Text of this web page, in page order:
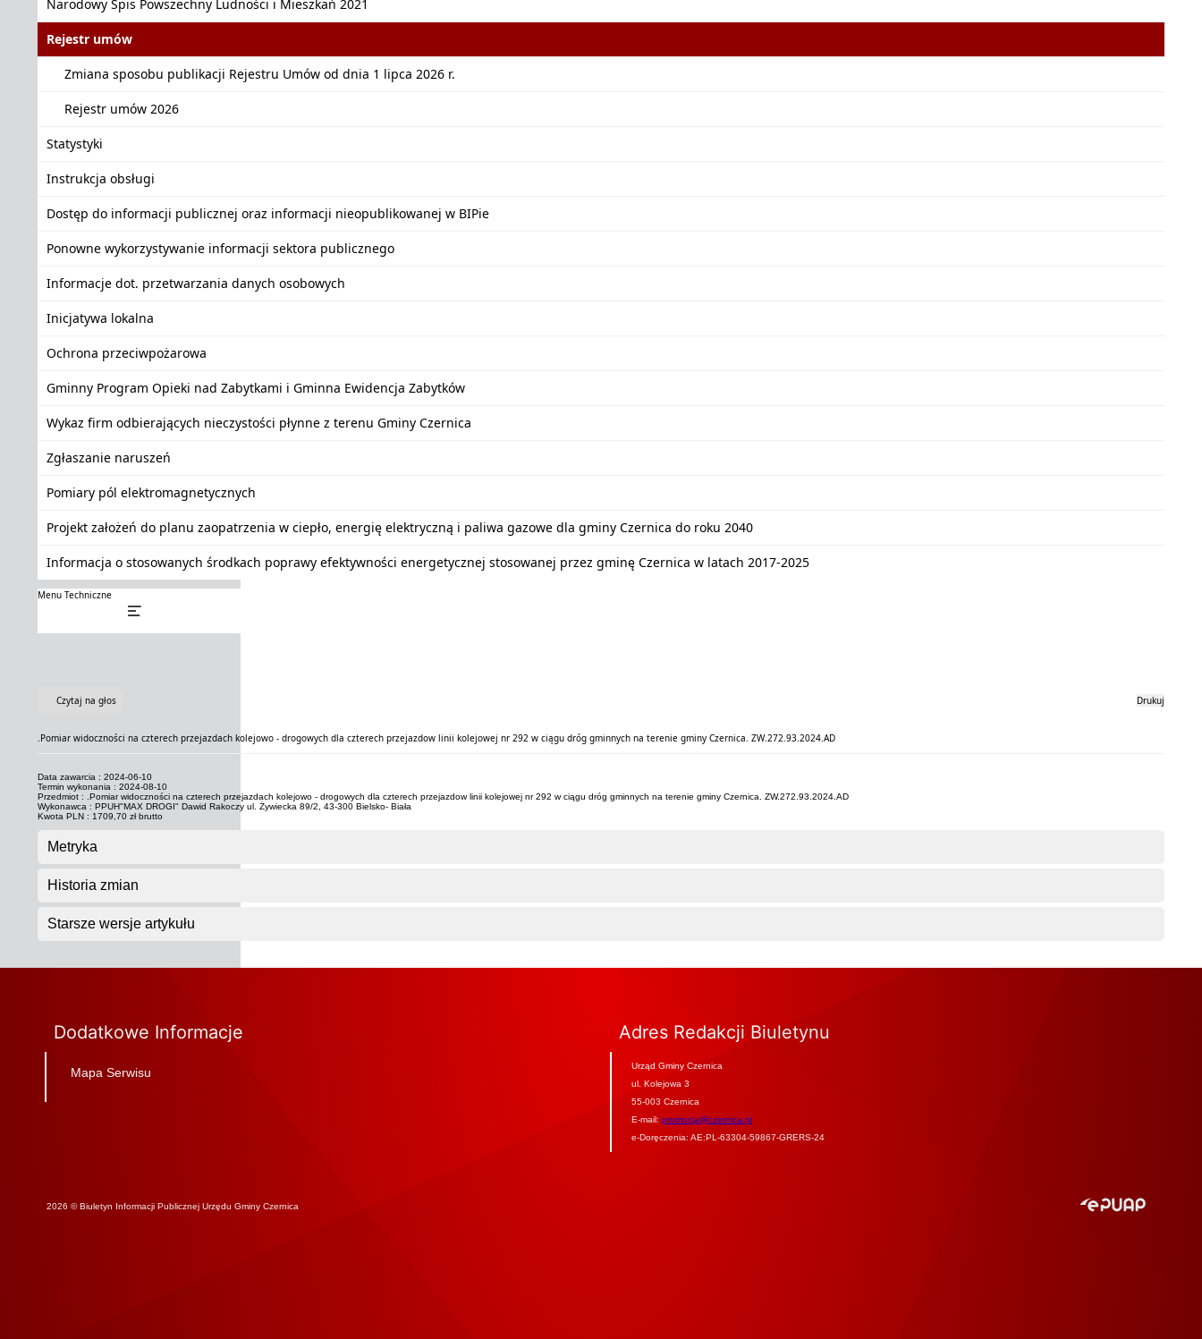
Narodowy Spis Powszechny Ludności i Mieszkań 2021
Rejestr umów
Zmiana sposobu publikacji Rejestru Umów od dnia 1 lipca 2026 r.
Rejestr umów 2026
Statystyki
Instrukcja obsługi
Dostęp do informacji publicznej oraz informacji nieopublikowanej w BIPie
Ponowne wykorzystywanie informacji sektora publicznego
Informacje dot. przetwarzania danych osobowych
Inicjatywa lokalna
Ochrona przeciwpożarowa
Gminny Program Opieki nad Zabytkami i Gminna Ewidencja Zabytków
Wykaz firm odbierających nieczystości płynne z terenu Gminy Czernica
Zgłaszanie naruszeń
Pomiary pól elektromagnetycznych
Projekt założeń do planu zaopatrzenia w ciepło, energię elektryczną i paliwa gazowe dla gminy Czernica do roku 2040
Informacja o stosowanych środkach poprawy efektywności energetycznej stosowanej przez gminę Czernica w latach 2017-2025
Menu Techniczne
Czytaj na głos Drukuj
.Pomiar widoczności na czterech przejazdach kolejowo - drogowych dla czterech przejazdow linii kolejowej nr 292 w ciągu dróg gminnych na terenie gminy Czernica. ZW.272.93.2024.AD
Data zawarcia : 2024-06-10
Termin wykonania : 2024-08-10
Przedmiot : .Pomiar widoczności na czterech przejazdach kolejowo - drogowych dla czterech przejazdow linii kolejowej nr 292 w ciągu dróg gminnych na terenie gminy Czernica. ZW.272.93.2024.AD
Wykonawca : PPUH"MAX DROGI" Dawid Rakoczy ul. Żywiecka 89/2, 43-300 Bielsko- Biała
Kwota PLN : 1709,70 zł brutto
Metryka
Historia zmian
Starsze wersje artykułu
Dodatkowe Informacje
Mapa Serwisu
Adres Redakcji Biuletynu
Urząd Gminy Czernica
ul. Kolejowa 3
55-003 Czernica
E-mail: promocja@czernica.pl
e-Doręczenia: AE:PL-63304-59867-GRERS-24
2026 © Biuletyn Informacji Publicznej Urzędu Gminy Czernica